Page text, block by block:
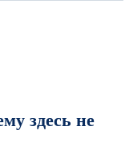
здесь не